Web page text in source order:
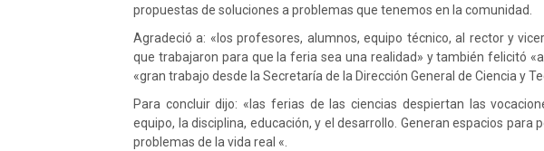
propuestas de soluciones a problemas que tenemos en la comunidad.
Agradeció a: «los profesores, alumnos, equipo técnico, al rector y
que trabajaron para que la feria sea una realidad» y también felicitó
«gran trabajo desde la Secretaría de la Dirección General de Ciencia y
Para concluir dijo: «las ferias de las ciencias despiertan las
equipo, la disciplina, educación, y el desarrollo. Generan espacios para
problemas de la vida real «.